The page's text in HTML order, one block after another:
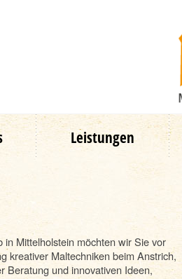
Leistungen
in Mittelholstein möchten wir Sie vor
kreativer Maltechniken beim Anstrich,
Beratung und innovativen Ideen,